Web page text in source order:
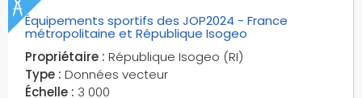
Équipements sportifs des JOP2024 - France
métropolitaine et République Isogeo
Propriétaire : République Isogeo (RI)
Type : Données vecteur
Échelle : 3 000